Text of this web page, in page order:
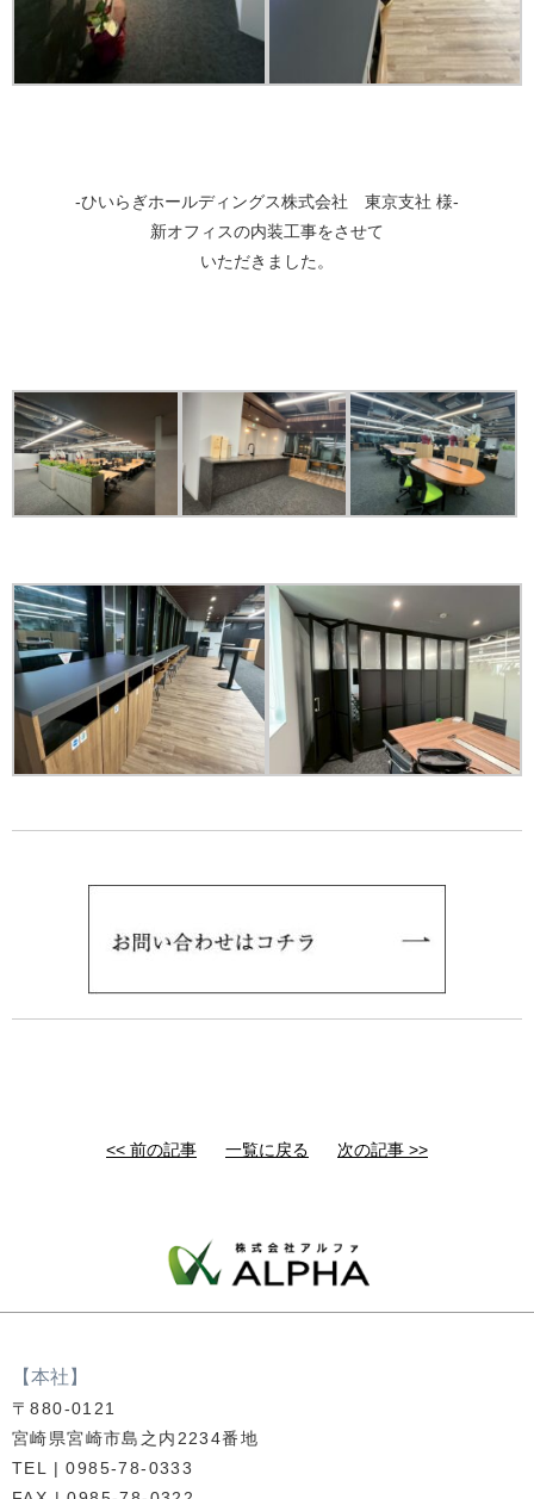
-ひいらぎホールディングス株式会社 東京支社 様-
新オフィスの内装工事をさせて
いただきました。
<< 前の記事 一覧に戻る 次の記事 >>
【本社】
〒880-0121
宮崎県宮崎市島之内2234番地
TEL | 0985-78-0333